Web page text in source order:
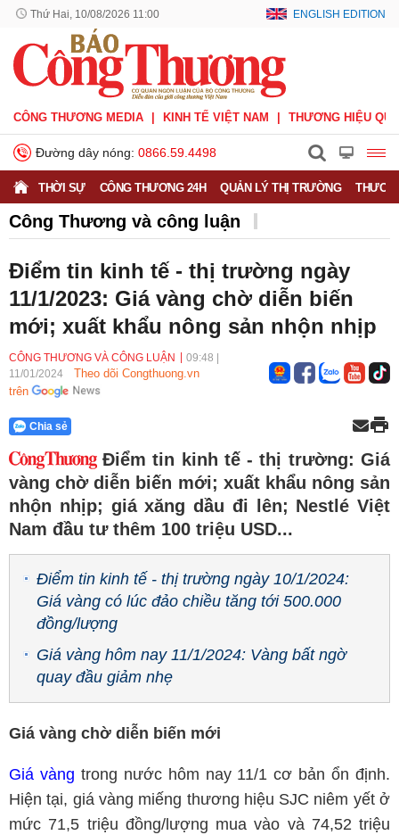
Thứ Hai, 10/08/2026 11:00 ENGLISH EDITION
CÔNG THƯƠNG MEDIA KINH TẾ VIỆT NAM THƯƠNG HIỆU
Đường dây nóng: 0866.59.4498
THỜI SỰ CÔNG THƯƠNG 24H QUẢN LÝ THỊ TRƯỜNG
Công Thương và công luận
Ý kiến Người tốt - Việc tốt Phỏng vấn - Đối thoại
Điểm tin kinh tế - thị trường ngày
11/1/2023: Giá vàng chờ diễn biến
mới; xuất khẩu nông sản nhộn nhịp
CÔNG THƯƠNG VÀ CÔNG LUẬN 09:48
11/01/2024
Theo dõi Congthuong.vn
trên
Chia sẻ
Điểm tin kinh tế - thị trường: Giá
vàng chờ diễn biến mới; xuất khẩu nông sản
nhộn nhịp; giá xăng dầu đi lên; Nestlé Việt
Nam đầu tư thêm 100 triệu USD...
Điểm tin kinh tế - thị trường ngày 10/1/2024:
Giá vàng có lúc đảo chiều tăng tới 500.000
đồng/lượng
Giá vàng hôm nay 11/1/2024: Vàng bất ngờ
quay đầu giảm nhẹ
Giá vàng chờ diễn biến mới
Giá vàng trong nước hôm nay 11/1 cơ bản ổn định.
Hiện tại, giá vàng miếng thương hiệu SJC niêm yết ở
mức 71,5 triệu đồng/lượng mua vào và 74,52 triệu